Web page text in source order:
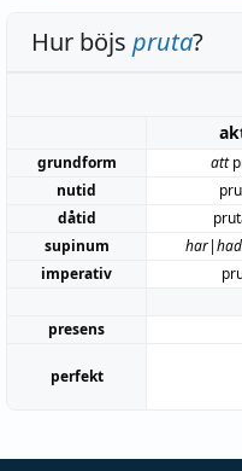
Hur böjs pruta?
grundform att
nutid
dåtid
supinum
imperativ
presens
perfekt